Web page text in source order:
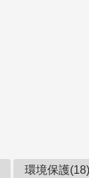
環境保護(18)